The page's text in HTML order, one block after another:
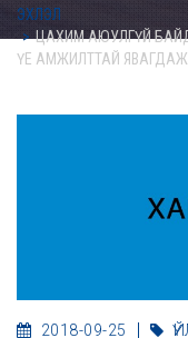
ЭХЛЭЛ
ЦАХИМ АЮУЛГҮЙ
ҮЕ АМЖИЛТТАЙ
2018-09-25